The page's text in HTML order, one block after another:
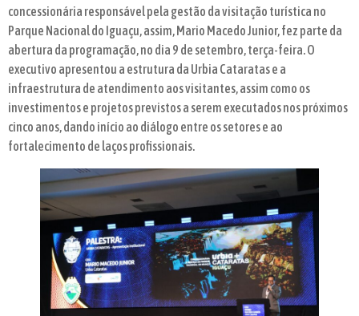
concessionária responsável pela gestão da visitação turística no
Parque Nacional do Iguaçu, assim, Mario Macedo Junior, fez parte da
abertura da programação, no dia 9 de setembro, terça-feira. O
executivo apresentou a estrutura da Urbia Cataratas e a
infraestrutura de atendimento aos visitantes, assim como os
investimentos e projetos previstos a serem executados nos próximos
cinco anos, dando início ao diálogo entre os setores e ao
fortalecimento de laços profissionais.